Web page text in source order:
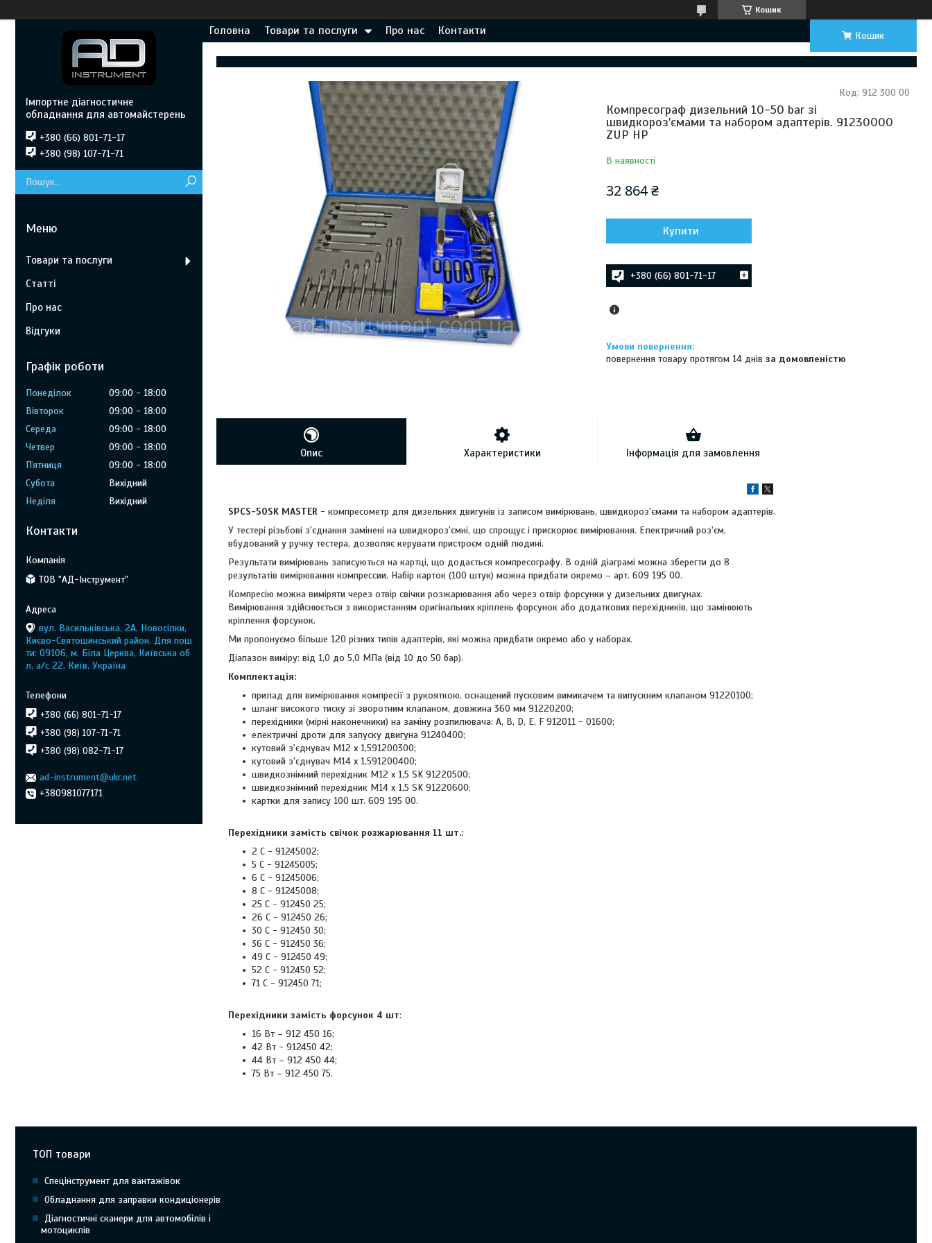
Кошик
Головна Товари та послуги Про нас Контакти Кошик
Компресограф дизельний 10-50 bar зі
швидкороз'ємами та набором адаптерів. 91230000
ZUP HP
В наявності
Код: 912 300 00
32 864 ₴
Купити
+380 (66) 801-71-17
повернення товару протягом 14 днівза домовленістю
Опис Характеристики Інформація для замовлення
SPCS-50SK MASTER - компресометр для дизельних двигунів із записом вимірювань, швидкороз'ємами та набором адаптерів.
У тестері різьбові з'єднання замінені на швидкороз'ємні, що спрощує і прискорює вимірювання. Електричний роз'єм,
вбудований у ручку тестера, дозволяє керувати пристроєм одній людині.
Результати вимірювань записуються на картці, що додається компресографу. В одній діаграмі можна зберегти до 8
результатів вимірювання компрессии. Набір карток (100 штук) можна придбати окремо – арт. 609 195 00.
Компресію можна виміряти через отвір свічки розжарювання або через отвір форсунки у дизельних двигунах.
Вимірювання здійснюється з використанням оригінальних кріплень форсунок або додаткових перехідників, що замінюють
кріплення форсунок.
Ми пропонуємо більше 120 різних типів адаптерів, які можна придбати окремо або у наборах.
Діапазон виміру: від 1,0 до 5,0 МПа (від 10 до 50 бар).
Комплектація:
прилад для вимірювання компресії з рукояткою, оснащений пусковим вимикачем та випускним клапаном 91220100;
шланг високого тиску зі зворотним клапаном, довжина 360 мм 91220200;
перехідники (мірні наконечники) на заміну розпилювача: A, B, D, E, F 912011 - 01600;
електричні дроти для запуску двигуна 91240400;
кутовий з'єднувач M12 x 1,591200300;
кутовий з'єднувач M14 x 1,591200400;
швидкознімний перехідник M12 x 1,5 SK 91220500;
швидкознімний перехідник M14 x 1,5 SK 91220600;
картки для запису 100 шт. 609 195 00.
Перехідники замість свічок розжарювання 11 шт.:
2 С - 91245002;
5 С - 91245005;
6 С - 91245006;
8 С - 91245008;
25 С - 912450 25;
26 С - 912450 26;
30 С - 912450 30;
36 С - 912450 36;
49 С - 912450 49;
52 С - 912450 52;
71 С - 912450 71;
Перехідники замість форсунок 4 шт:
16 Вт – 912 450 16;
42 Вт - 912450 42;
44 Вт – 912 450 44;
75 Вт – 912 450 75.
Імпортне діагностичне
обладнання для автомайстерень
+380 (66) 801-71-17
+380 (98) 107-71-71
Товари та послуги
Статті
Про нас
Відгуки
Графік роботи
Понеділок 09:00
18:00
Вівторок
09:00
18:00
Середа
09:00
18:00
Четвер
09:00
18:00
Пʼятниця
09:00
18:00
Субота
Вихідний
Неділя
Вихідний
Контакти
ТОВ "АД-Інструмент"
вул. Васильківська, 2А, Новосілки,
Києво-Святошинський район. Для пош
ти: 09106, м. Біла Церква, Київська об
л, а/с 22, Київ, Україна
+380 (66) 801-71-17
+380 (98) 107-71-71
+380 (98) 082-71-17
ad-instrument@ukr.net
+380981077171
ТОП товари
Спецінструмент для вантажівок
Обладнання для заправки кондиціонерів
Діагностичні сканери для автомобілів і
мотоциклів